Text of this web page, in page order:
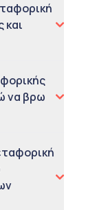
και
να βρω